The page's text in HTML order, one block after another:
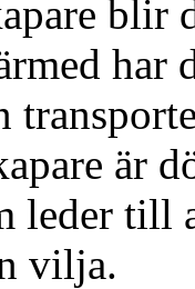
har
är
leder till
vilja.